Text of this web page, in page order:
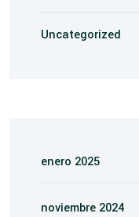
Uncategorized
enero 2025
noviembre 2024